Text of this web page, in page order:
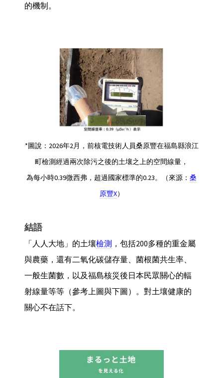
的機制。
*圖說：2026年2月，前核電技術人員桑原豐在福島縣浪江
町檢測經過兩次除污之後的土壤之上的空間線量，
為每小時0.39微西弗，超過國家標準的0.23。（來源： 桑
原豐X）
結語
「人人大地」的土壤檢測 ，包括200多種的重金屬
與農藥，還有二氧化碳儲存量、菌根菌共生率、
一般生菌數，以及福島核災後日本民眾關心的輻
射線量等等（參考上圖與下圖）。對土壤健康的
關心不在話下。